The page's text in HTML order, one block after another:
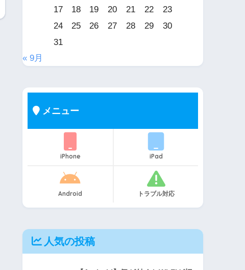
17
18 19 20 21 22
23
24
25 26 27 28 29
30
31
« 9月
メニュー
iPhone iPad
Android トラブル対応
人気の投稿